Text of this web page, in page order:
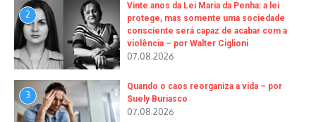
2
Vinte anos da Lei Maria da Penha: a lei
protege, mas somente uma sociedade
consciente será capaz de acabar com a
violência – por Walter Ciglioni
07.08.2026
3
Quando o caos reorganiza a vida – por
Suely Buriasco
07.08.2026